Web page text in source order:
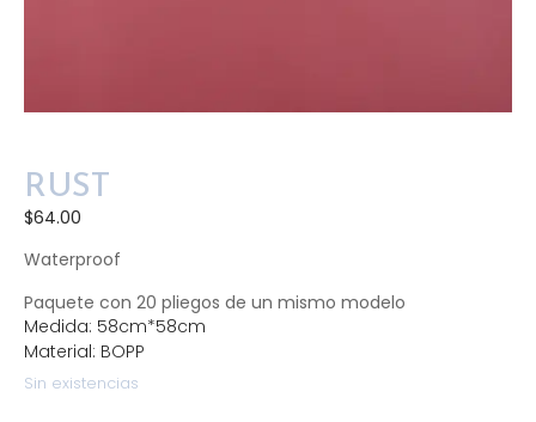
RUST
$64.00
Waterproof
Paquete con 20 pliegos de un mismo modelo
Medida: 58cm*58cm
Material: BOPP
Sin existencias